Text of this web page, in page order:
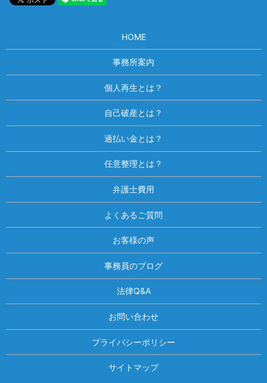
HOME
事務所案内
個人再生とは？
自己破産とは？
過払い金とは？
任意整理とは？
弁護士費用
よくあるご質問
お客様の声
事務員のブログ
法律Q&A
お問い合わせ
プライバシーポリシー
サイトマップ